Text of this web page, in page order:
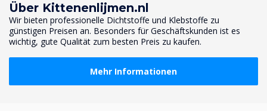
Über Kittenenlijmen.nl
Wir bieten professionelle Dichtstoffe und Klebstoffe zu
günstigen Preisen an. Besonders für Geschäftskunden ist es
wichtig, gute Qualität zum besten Preis zu kaufen.
Mehr Informationen